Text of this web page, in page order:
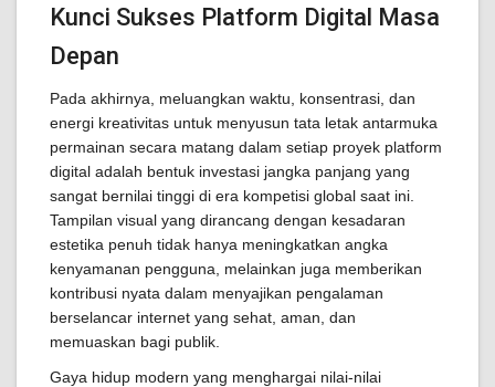
Kunci Sukses Platform Digital Masa
Depan
Pada akhirnya, meluangkan waktu, konsentrasi, dan
energi kreativitas untuk menyusun tata letak antarmuka
permainan secara matang dalam setiap proyek platform
digital adalah bentuk investasi jangka panjang yang
sangat bernilai tinggi di era kompetisi global saat ini.
Tampilan visual yang dirancang dengan kesadaran
estetika penuh tidak hanya meningkatkan angka
kenyamanan pengguna, melainkan juga memberikan
kontribusi nyata dalam menyajikan pengalaman
berselancar internet yang sehat, aman, dan
memuaskan bagi publik.
Gaya hidup modern yang menghargai nilai-nilai